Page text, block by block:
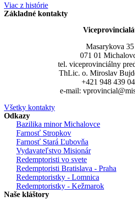
Viac z histórie
Základné kontakty
Masarykova 35
071 01
tel. viceprovinciálny
ThLic. o. Miroslav
+421 948 439
e-mail:
Všetky kontakty
Odkazy
Bazilika minor Michalovce
Farnosť Stropkov
Farnosť Stará Ľubovňa
Vydavateľstvo Misionár
Redemptoristi vo svete
Redemptoristi Bratislava - Praha
Redemptoristky - Lomnica
Redemptoristky - Kežmarok
Naše kláštory